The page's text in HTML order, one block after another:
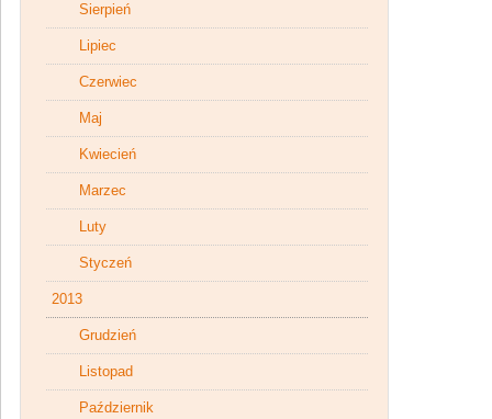
Sierpień
Lipiec
Czerwiec
Maj
Kwiecień
Marzec
Luty
Styczeń
2013
Grudzień
Listopad
Październik